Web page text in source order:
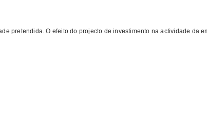
pretendida. O efeito do projecto de investimento na actividade da